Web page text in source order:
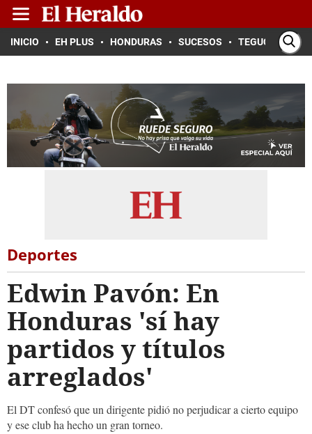
INICIO EH PLUS HONDURAS SUCESOS TEGUCIGALPA
Deportes
Edwin Pavón: En
Honduras 'sí hay
partidos y títulos
arreglados'
El DT confesó que un dirigente pidió no perjudicar a cierto equipo
y ese club ha hecho un gran torneo.